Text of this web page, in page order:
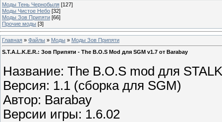
Моды Тень Чернобыля [127]
Моды Чистое Небо [32]
Моды Зов Припяти [66]
Прочие моды [3]
Главная » Файлы » Моды » Моды Зов Припяти
S.T.A.L.K.E.R.: Зов Припяти - The B.O.S Mod для SGM v1.7 от Barabay
Название: The B.O.S mod для
Версия: 1.1 (сборка для SGM)
Автор: Barabay
Версии игры: 1.6.02